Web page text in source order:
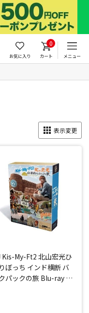
お気に入り
0
カート メニュー
表示変更
Kis-My-Ft2 北山宏光ひ
ぼっち インド横断 バ
パックの旅 Blu-ray B